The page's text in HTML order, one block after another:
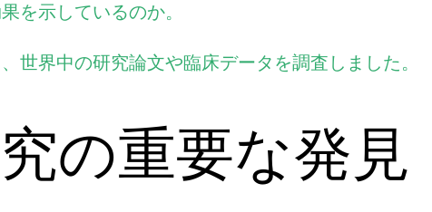
を示しているのか。
世界中の研究論文や臨床データを調査しました。
の重要な発見